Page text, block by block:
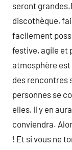
seront
discothèque,
facilement
festive, agile et
atmosphère est
des rencontres
personnes se
elles, il y en
conviendra.
! Et si vous ne